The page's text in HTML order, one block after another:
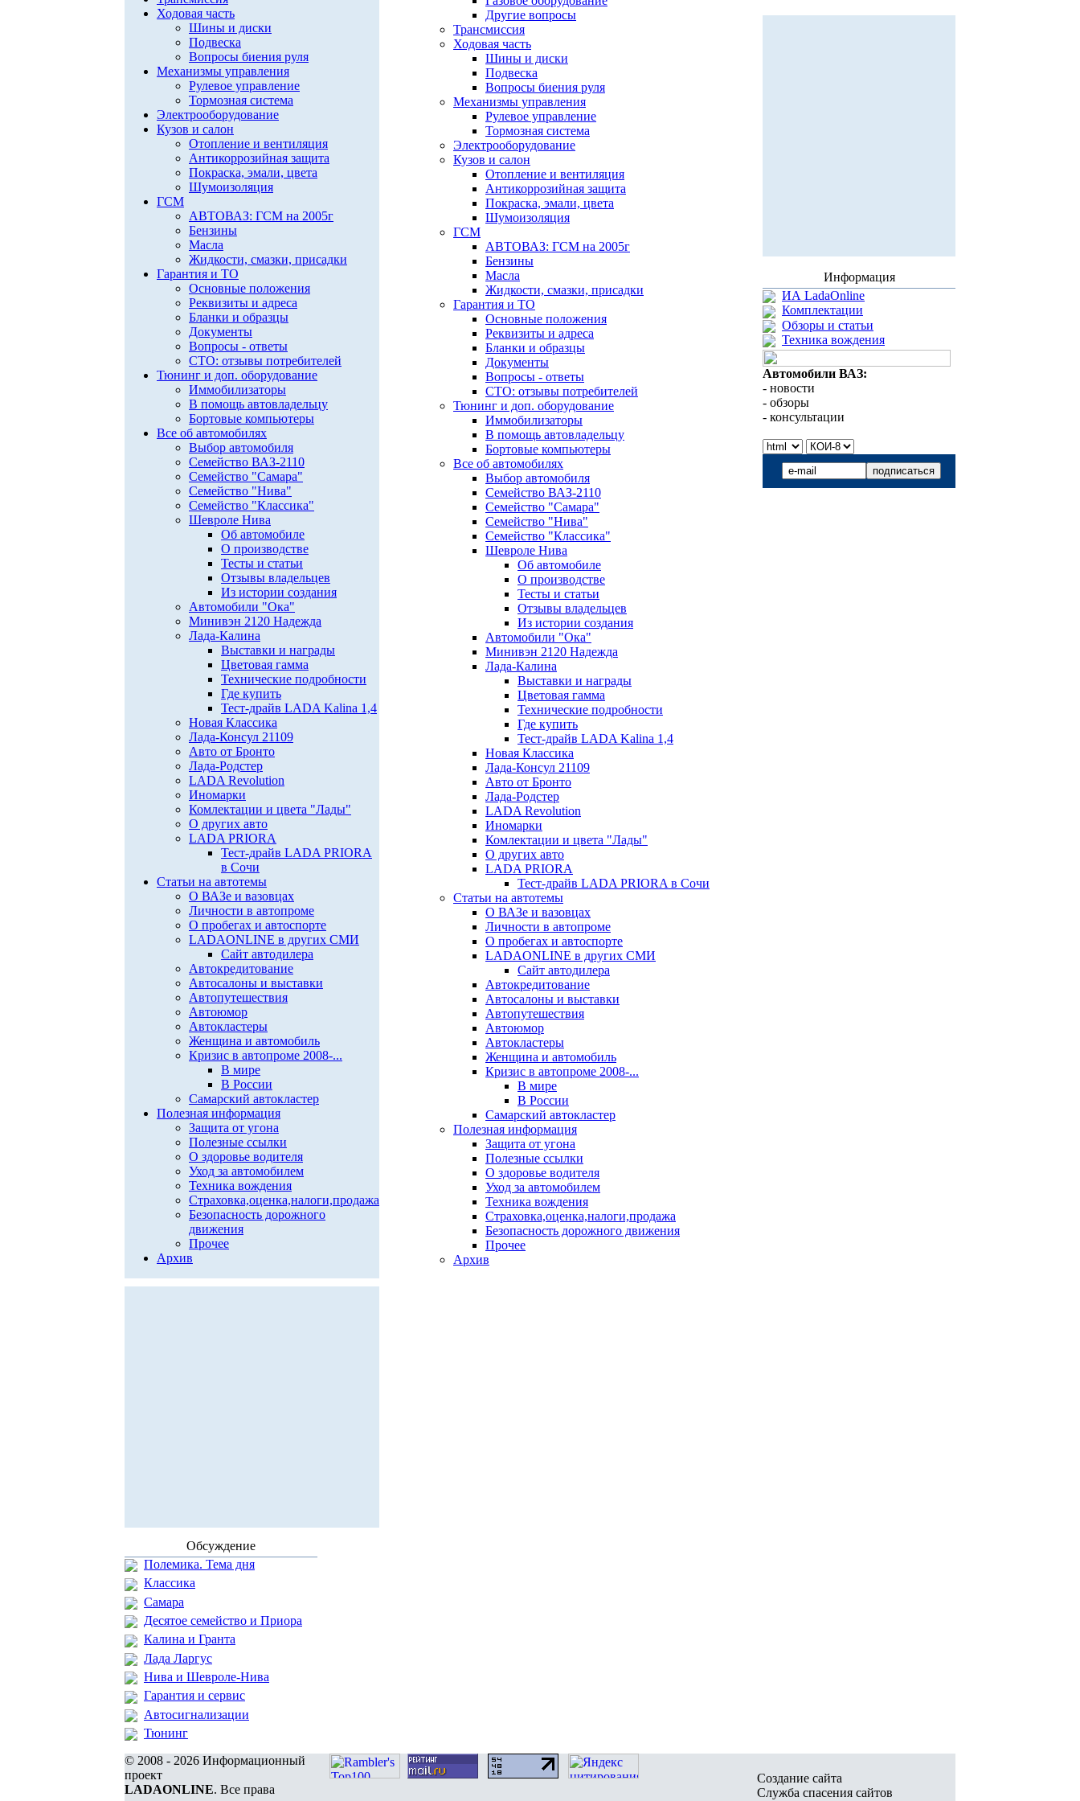
Ходовая часть
Шины и диски
Подвеска
Вопросы биения руля
Механизмы управления
Рулевое управление
Тормозная система
Электрооборудование
Кузов и салон
Отопление и вентиляция
Антикоррозийная защита
Покраска, эмали, цвета
Шумоизоляция
ГСМ
АВТОВАЗ: ГСМ на 2005г
Бензины
Масла
Жидкости, смазки, присадки
Гарантия и ТО
Основные положения
Реквизиты и адреса
Бланки и образцы
Документы
Вопросы - ответы
СТО: отзывы потребителей
Тюнинг и доп. оборудование
Иммобилизаторы
В помощь автовладельцу
Бортовые компьютеры
Все об автомобилях
Выбор автомобиля
Семейство ВАЗ-2110
Семейство "Самара"
Семейство "Нива"
Семейство "Классика"
Шевроле Нива
Об автомобиле
О производстве
Тесты и статьи
Отзывы владельцев
Из истории создания
Автомобили "Ока"
Минивэн 2120 Надежда
Лада-Калина
Выставки и награды
Цветовая гамма
Технические подробности
Где купить
Тест-драйв LADA Kalina 1,4
Новая Классика
Лада-Консул 21109
Авто от Бронто
Лада-Родстер
LADA Revolution
Иномарки
Комлектации и цвета "Лады"
О других авто
LADA PRIORA
Тест-драйв LADA PRIORA
в Сочи
Статьи на автотемы
О ВАЗе и вазовцах
Личности в автопроме
О пробегах и автоспорте
LADAONLINE в других СМИ
Сайт автодилера
Автокредитование
Автосалоны и выставки
Автопутешествия
Автоюмор
Автокластеры
Женщина и автомобиль
Кризис в автопроме 2008-...
В мире
В России
Самарский автокластер
Полезная информация
Защита от угона
Полезные ссылки
О здоровье водителя
Уход за автомобилем
Техника вождения
Страховка,оценка,налоги,продажа
Безопасность дорожного
движения
Прочее
Архив
Обсуждение
Полемика. Тема дня
Классика
Самара
Десятое семейство и Приора
Калина и Гранта
Лада Ларгус
Нива и Шевроле-Нива
Гарантия и сервис
Автосигнализации
Тюнинг
Другие вопросы
Трансмиссия
Ходовая часть
Шины и диски
Подвеска
Вопросы биения руля
Механизмы управления
Рулевое управление
Тормозная система
Электрооборудование
Кузов и салон
Отопление и вентиляция
Антикоррозийная защита
Покраска, эмали, цвета
Шумоизоляция
ГСМ
АВТОВАЗ: ГСМ на 2005г
Бензины
Масла
Жидкости, смазки, присадки
Гарантия и ТО
Основные положения
Реквизиты и адреса
Бланки и образцы
Документы
Вопросы - ответы
СТО: отзывы потребителей
Тюнинг и доп. оборудование
Иммобилизаторы
В помощь автовладельцу
Бортовые компьютеры
Все об автомобилях
Выбор автомобиля
Семейство ВАЗ-2110
Семейство "Самара"
Семейство "Нива"
Семейство "Классика"
Шевроле Нива
Об автомобиле
О производстве
Тесты и статьи
Отзывы владельцев
Из истории создания
Автомобили "Ока"
Минивэн 2120 Надежда
Лада-Калина
Выставки и награды
Цветовая гамма
Технические подробности
Где купить
Тест-драйв LADA Kalina 1,4
Новая Классика
Лада-Консул 21109
Авто от Бронто
Лада-Родстер
LADA Revolution
Иномарки
Комлектации и цвета "Лады"
О других авто
LADA PRIORA
Тест-драйв LADA PRIORA в Сочи
Статьи на автотемы
О ВАЗе и вазовцах
Личности в автопроме
О пробегах и автоспорте
LADAONLINE в других СМИ
Сайт автодилера
Автокредитование
Автосалоны и выставки
Автопутешествия
Автоюмор
Автокластеры
Женщина и автомобиль
Кризис в автопроме 2008-...
В мире
В России
Самарский автокластер
Полезная информация
Защита от угона
Полезные ссылки
О здоровье водителя
Уход за автомобилем
Техника вождения
Страховка,оценка,налоги,продажа
Безопасность дорожного движения
Прочее
Архив
Информация
ИА LadaOnline
Комплектации
Обзоры и статьи
Техника вождения
Автомобили ВАЗ:
- новости
- обзоры
- консультации
© 2008 - 2026 Информационный
проект
LADAONLINE. Все права
Создание сайта
Служба спасения сайтов